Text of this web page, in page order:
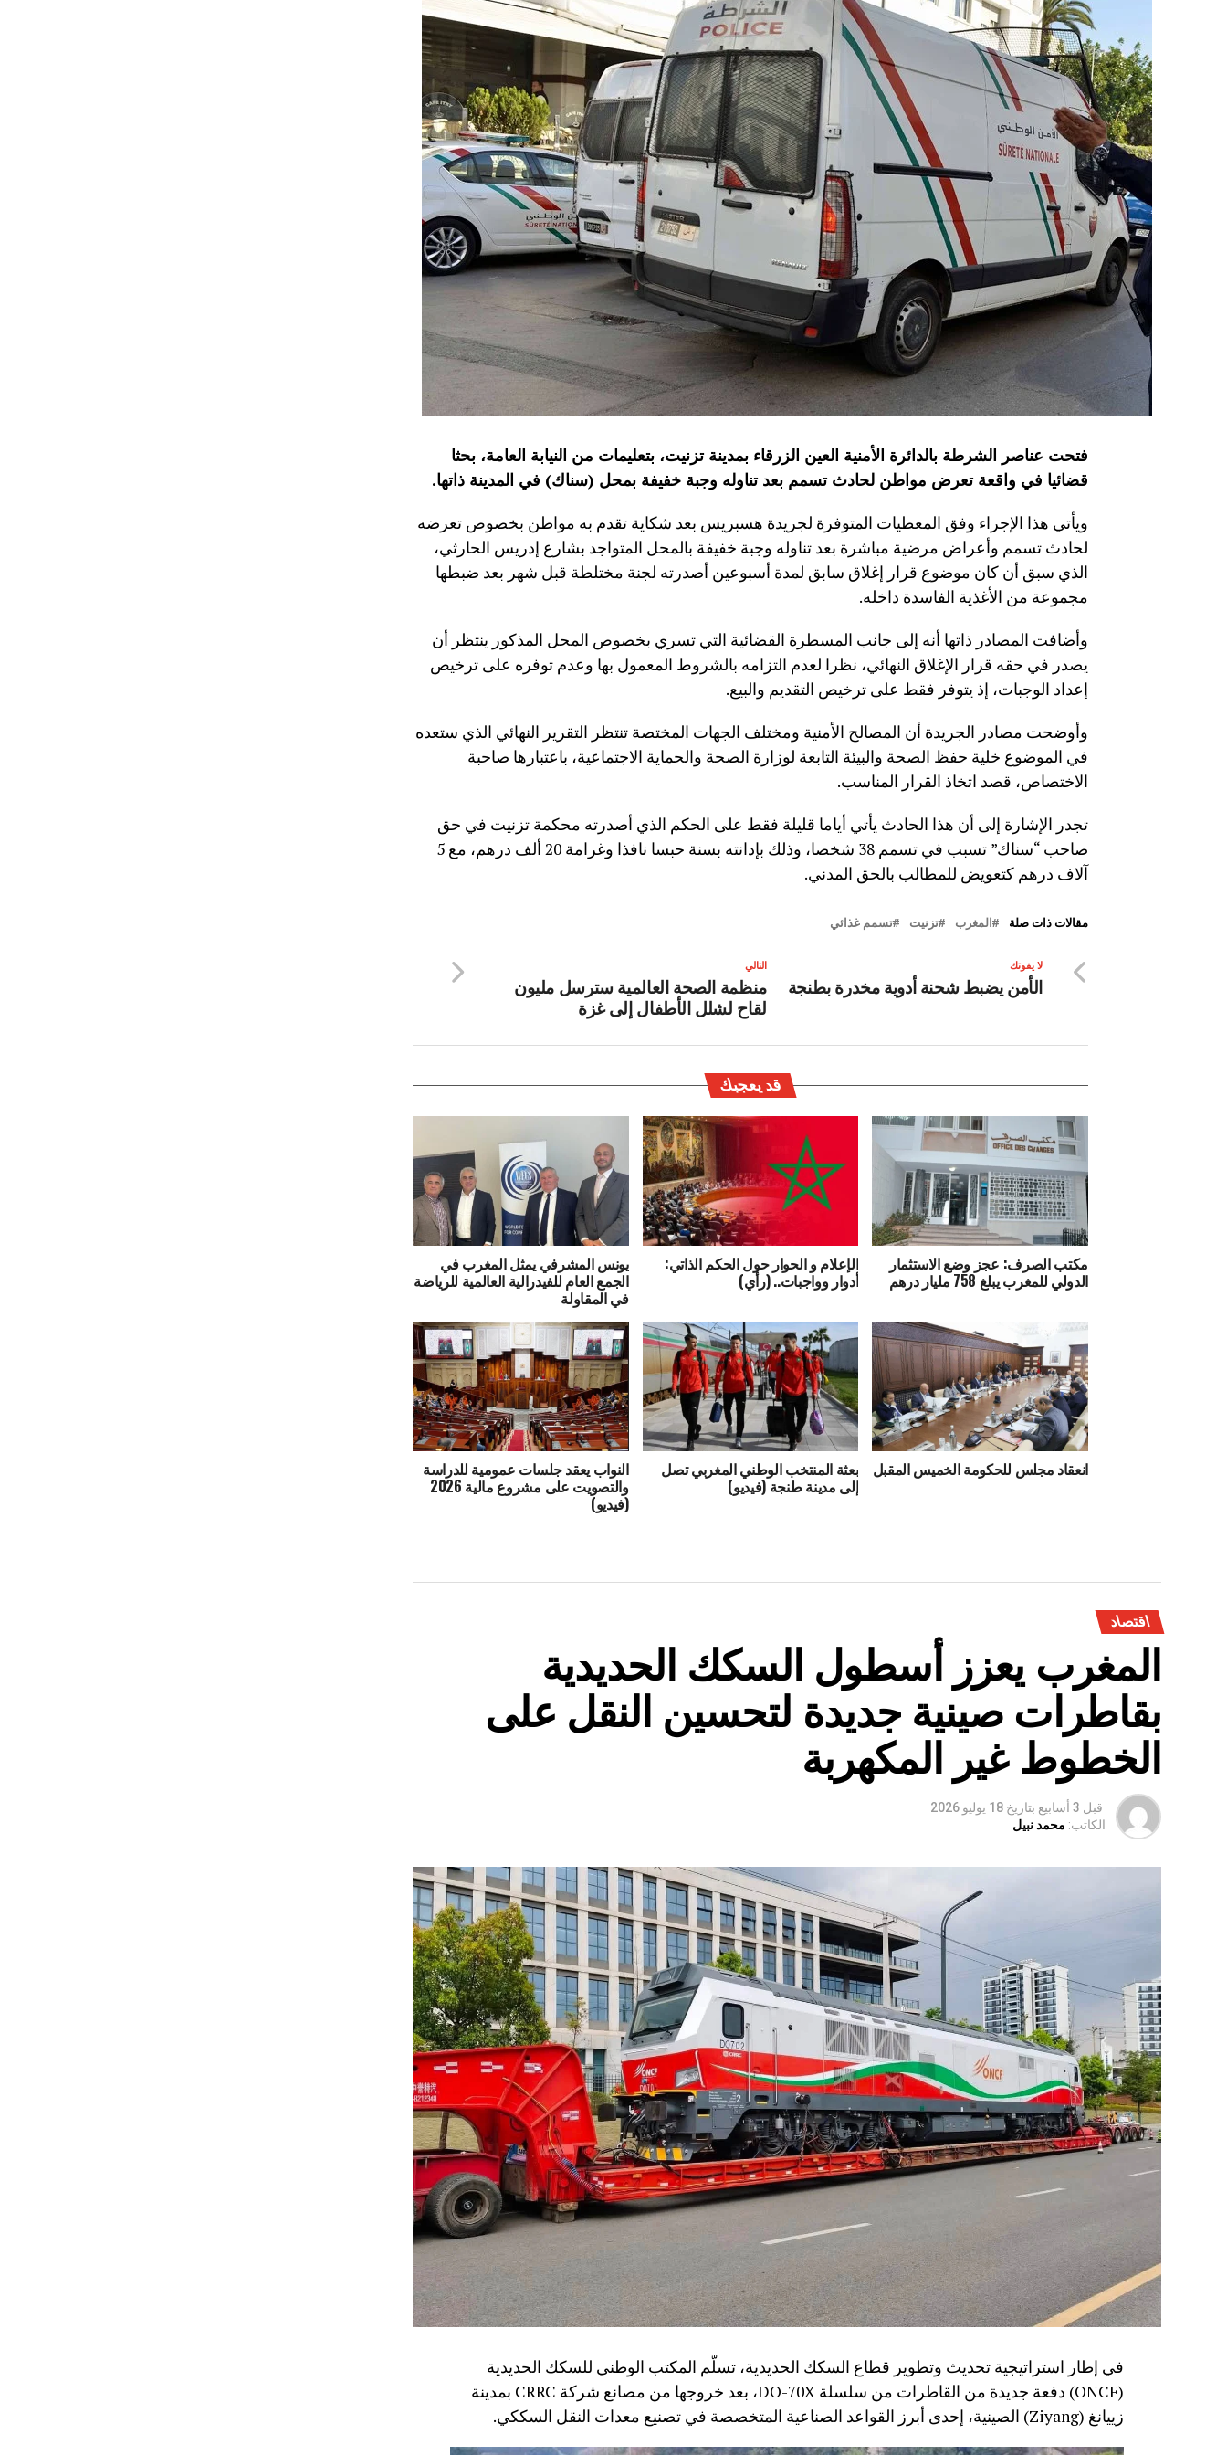
فتحت عناصر الشرطة بالدائرة الأمنية العين الزرقاء بمدينة تزنيت، بتعليمات من النيابة العامة، بحثا
قضائيا في واقعة تعرض مواطن لحادث تسمم بعد تناوله وجبة خفيفة بمحل (سناك) في المدينة ذاتها.
ويأتي هذا الإجراء وفق المعطيات المتوفرة لجريدة هسبريس بعد شكاية تقدم به مواطن بخصوص تعرضه
لحادث تسمم وأعراض مرضية مباشرة بعد تناوله وجبة خفيفة بالمحل المتواجد بشارع إدريس الحارثي،
الذي سبق أن كان موضوع قرار إغلاق سابق لمدة أسبوعين أصدرته لجنة مختلطة قبل شهر بعد ضبطها
مجموعة من الأغذية الفاسدة داخله.
وأضافت المصادر ذاتها أنه إلى جانب المسطرة القضائية التي تسري بخصوص المحل المذكور ينتظر أن
يصدر في حقه قرار الإغلاق النهائي، نظرا لعدم التزامه بالشروط المعمول بها وعدم توفره على ترخيص
إعداد الوجبات، إذ يتوفر فقط على ترخيص التقديم والبيع.
وأوضحت مصادر الجريدة أن المصالح الأمنية ومختلف الجهات المختصة تنتظر التقرير النهائي الذي ستعده
في الموضوع خلية حفظ الصحة والبيئة التابعة لوزارة الصحة والحماية الاجتماعية، باعتبارها صاحبة
الاختصاص، قصد اتخاذ القرار المناسب.
تجدر الإشارة إلى أن هذا الحادث يأتي أياما قليلة فقط على الحكم الذي أصدرته محكمة تزنيت في حق
صاحب “سناك” تسبب في تسمم 38 شخصا، وذلك بإدانته بسنة حبسا نافذا وغرامة 20 ألف درهم، مع 5
آلاف درهم كتعويض للمطالب بالحق المدني.
مقالات ذات صلة المغرب تزنيت تسمم غذائي
التالي
منظمة الصحة العالمية سترسل مليون
لقاح لشلل الأطفال إلى غزة
لا يفوتك
الأمن يضبط شحنة أدوية مخدرة بطنجة
قد يعجبك
مكتب الصرف: عجز وضع الاستثمار
الدولي للمغرب يبلغ 758 مليار درهم
الإعلام و الحوار حول الحكم الذاتي:
أدوار وواجبات.. (رأي)
يونس المشرفي يمثل المغرب في
الجمع العام للفيدرالية العالمية للرياضة
في المقاولة
انعقاد مجلس للحكومة الخميس المقبل بعثة المنتخب الوطني المغربي تصل
إلى مدينة طنجة (فيديو)
النواب يعقد جلسات عمومية للدراسة
والتصويت على مشروع مالية 2026
(فيديو)
اقتصاد
المغرب يعزز أسطول السكك الحديدية
بقاطرات صينية جديدة لتحسين النقل على
الخطوط غير المكهربة
قبل 3 أسابيع بتاريخ 18 يوليو 2026
الكاتب: محمد نبيل
في إطار استراتيجية تحديث وتطوير قطاع السكك الحديدية، تسلّم المكتب الوطني للسكك الحديدية
(ONCF) دفعة جديدة من القاطرات من سلسلة DO-70X، بعد خروجها من مصانع شركة CRRC بمدينة
زييانغ (Ziyang) الصينية، إحدى أبرز القواعد الصناعية المتخصصة في تصنيع معدات النقل السككي.